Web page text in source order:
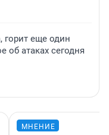
горит еще один
об атаках сегодня
МНЕНИЕ